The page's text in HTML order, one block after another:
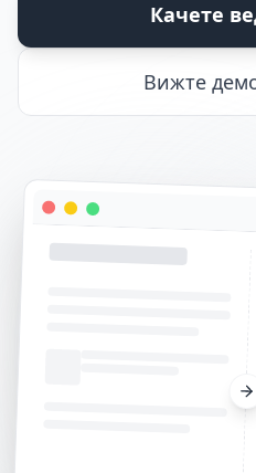
Качете
Вижте